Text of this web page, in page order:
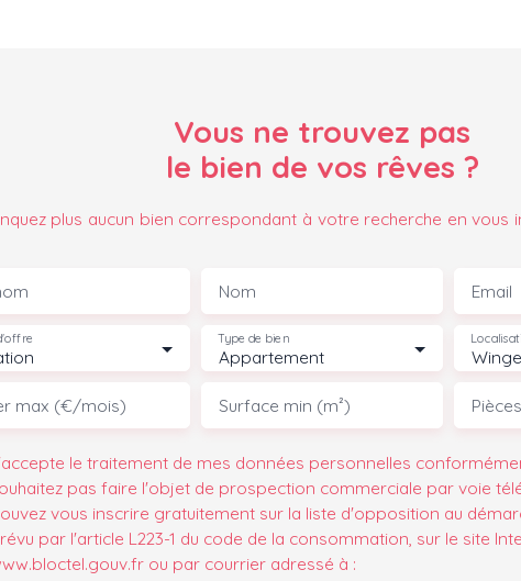
Vous ne trouvez pas
le bien de vos rêves ?
plus aucun bien correspondant à votre recherche en vous
Nom Email
Appartement
Type de bien
max (€/mois) Surface min (m²)
le traitement de mes données personnelles
pas faire l'objet de prospection commerciale par voie
vous inscrire gratuitement sur la liste d'opposition au
par l'article L223-1 du code de la consommation, sur le site
ou par courrier adressé à :